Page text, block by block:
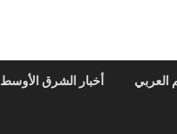
العربي أخبار الشرق الأوسط